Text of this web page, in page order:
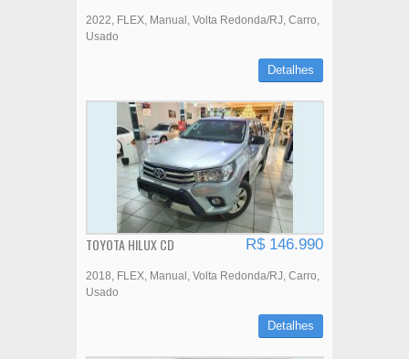
2022 FLEX Manual Volta Redonda/RJ Carro
Usado
Detalhes
TOYOTA HILUX CD R$ 146.990
2018 FLEX Manual Volta Redonda/RJ Carro
Usado
Detalhes